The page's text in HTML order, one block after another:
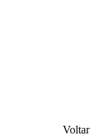
Voltar